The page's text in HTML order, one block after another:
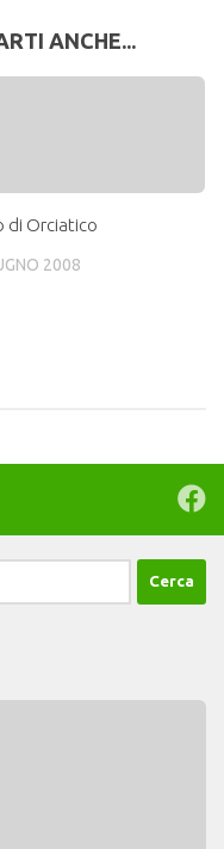
ANCHE...
di Orciatico
2008